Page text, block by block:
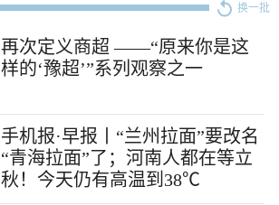
换一批
再次定义商超 ——“原来你是这
样的‘豫超’”系列观察之一
手机报·早报丨“兰州拉面”要改名
“青海拉面”了；河南人都在等立
秋！今天仍有高温到38℃